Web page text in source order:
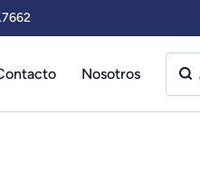
Nosotros